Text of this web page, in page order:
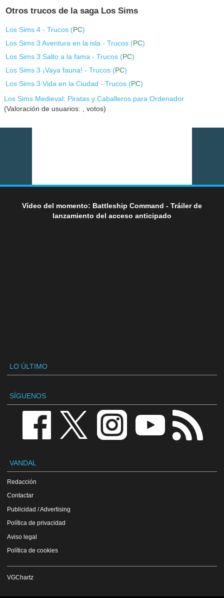
Otros trucos de la saga Los Sims
Los Sims 4 - Trucos (PC)
Los Sims 3 Aventura en la isla - Trucos (PC)
Los Sims 3 Salto a la fama - Trucos (PC)
Los Sims 3 ¡Vaya fauna! - Trucos (PC)
Los Sims 3 Vida en la Ciudad - Trucos (PC)
Los Sims Medieval: Piratas y Caballeros para Ordenador
(Valoración de usuarios: ,votos)
Vídeo del momento: Battleship Command - Tráiler de
lanzamiento del acceso anticipado
LO ÚLTIMO
SÍGUENOS
VANDAL
Redacción
Contactar
Publicidad / Advertising
Política de privacidad
Aviso legal
Política de cookies
VGChartz